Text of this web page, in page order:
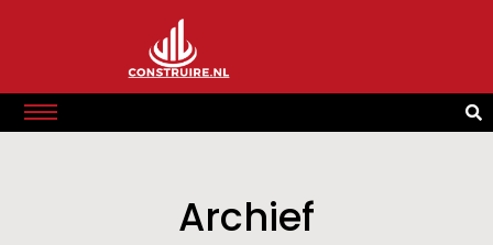
Archief